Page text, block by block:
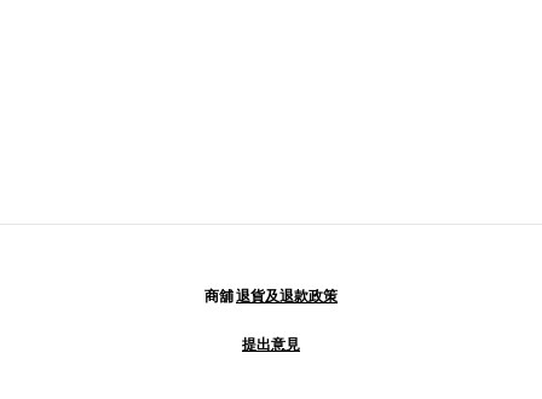
商舖退貨及退款政策
提出意見